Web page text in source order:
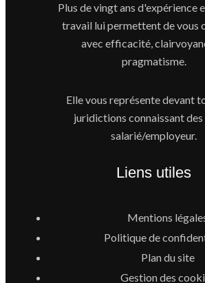
Plus de vingt ans d'expérience
travail lui permettent de vous
avec efficacité,
pragmatisme.
Elle vous représente devant
juridictions connaissant
salarié/employeur.
Liens utiles
Mentions
Politique de
Plan du site
Gestion des